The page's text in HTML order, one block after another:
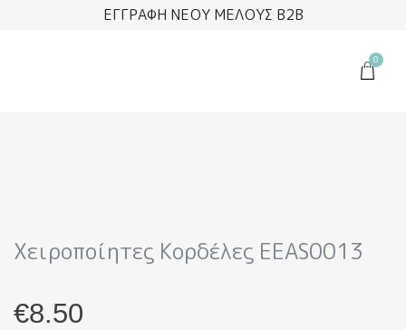
ΕΓΓΡΑΦΗ ΝΕΟΥ ΜΕΛΟΥΣ B2B
0
Cart
Χειροποίητες Κορδέλες EEAS0013
€8.50